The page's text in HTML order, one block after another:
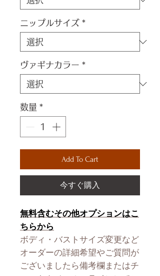
ニップルサイズ *
ヴァギナカラー *
数量 *
Add To Cart
今すぐ購入
無料含むその他オプションはこ
ちらから
ボディ・バストサイズ変更など
オーダーの詳細希望やご質問が
ございましたら備考欄またはチ